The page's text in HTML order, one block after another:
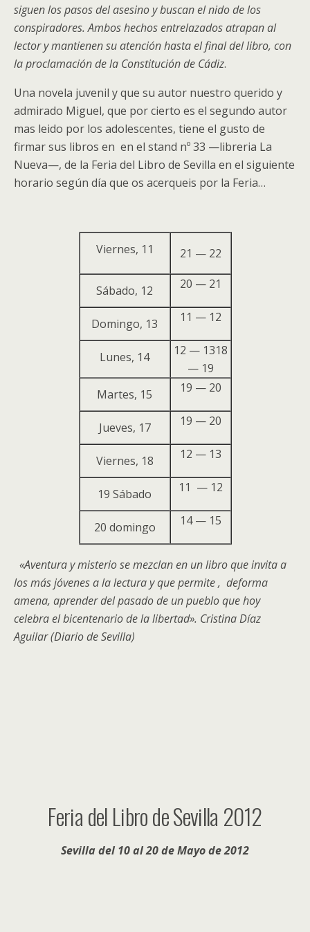
siguen los pasos del asesino y buscan el nido de los
conspiradores. Ambos hechos entrelazados atrapan al
lector y mantienen su atención hasta el final del libro, con
la proclamación de la Constitución de Cádiz.
Una novela juvenil y que su autor nuestro querido y
admirado Miguel, que por cierto es el segundo autor
mas leido por los adolescentes, tiene el gusto de
firmar sus libros en en el stand nº 33 —libreria La
Nueva—, de la Feria del Libro de Sevilla en el siguiente
horario según día que os acerqueis por la Feria…
Viernes, 11 21 — 22
Sábado, 12 20 — 21
Domingo, 13 11 — 12
Lunes, 14
12 — 1318
— 19
Martes, 15
19 — 20
Jueves, 17 19 — 20
Viernes, 18 12 — 13
19 Sábado 11 — 12
20 domingo 14 — 15
«Aventura y misterio se mezclan en un libro que invita a
los más jóvenes a la lectura y que permite , deforma
amena, aprender del pasado de un pueblo que hoy
celebra el bicentenario de la libertad». Cristina Díaz
Aguilar (Diario de Sevilla)
Feria del Libro de Sevilla 2012
Sevilla del 10 al 20 de Mayo de 2012